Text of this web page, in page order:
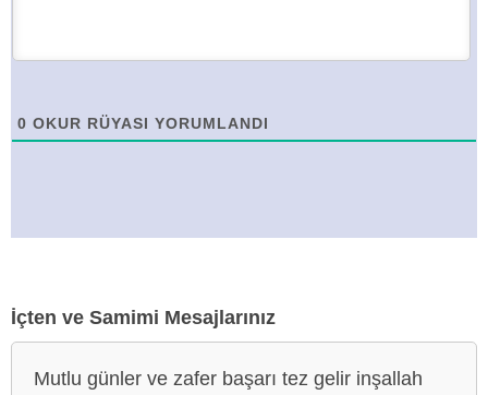
0 OKUR RÜYASI YORUMLANDI
İçten ve Samimi Mesajlarınız
Mutlu günler ve zafer başarı tez gelir inşallah